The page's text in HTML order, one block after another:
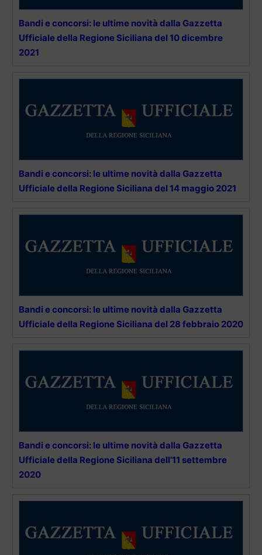
Bandi e concorsi: le ultime novità dalla Gazzetta
Ufficiale della Regione Siciliana del 10 dicembre
2021
Bandi e concorsi: le ultime novità dalla Gazzetta
Ufficiale della Regione Siciliana del 14 maggio 2021
Bandi e concorsi: le ultime novità dalla Gazzetta
Ufficiale della Regione Siciliana del 28 febbraio 2020
Bandi e concorsi: le ultime novità dalla Gazzetta
Ufficiale della Regione Siciliana dell’11 settembre
2020